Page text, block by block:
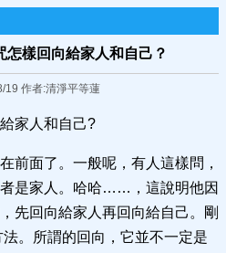
怎樣回向給家人和自己？
19 作者:清淨平等蓮
家人和自己?
前面了。一般呢，有人這樣問，
是家人。哈哈……，這說明他因
先回向給家人再回向給自己。剛
。所謂的回向，它並不一定是